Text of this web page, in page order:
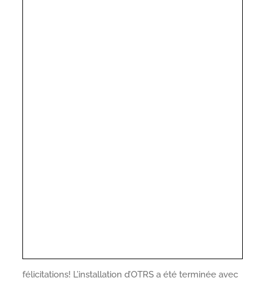
félicitations! L’installation d’OTRS a été terminée avec